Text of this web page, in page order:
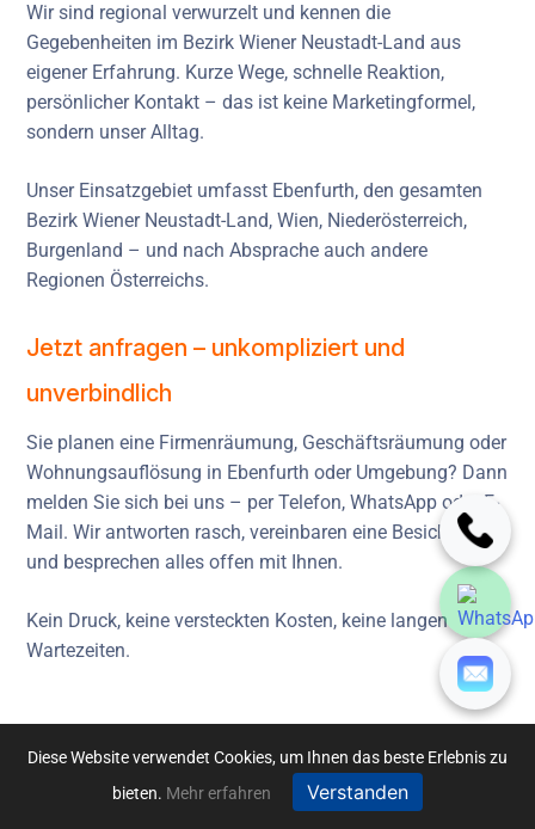
Wir sind regional verwurzelt und kennen die
Gegebenheiten im Bezirk Wiener Neustadt-Land aus
eigener Erfahrung. Kurze Wege, schnelle Reaktion,
persönlicher Kontakt – das ist keine Marketingformel,
sondern unser Alltag.
Unser Einsatzgebiet umfasst Ebenfurth, den gesamten
Bezirk Wiener Neustadt-Land, Wien, Niederösterreich,
Burgenland – und nach Absprache auch andere
Regionen Österreichs.
Jetzt anfragen – unkompliziert und
unverbindlich
Sie planen eine Firmenräumung, Geschäftsräumung oder
Wohnungsauflösung in Ebenfurth oder Umgebung? Dann
melden Sie sich bei uns – per Telefon, WhatsApp oder E-
Mail. Wir antworten rasch, vereinbaren eine Besichtigung
und besprechen alles offen mit Ihnen.
Kein Druck, keine versteckten Kosten, keine langen
Wartezeiten.
Diskrete Hilfe bei Messie-
Diese Website verwendet Cookies, um Ihnen das beste Erlebnis zu
bieten. Mehr erfahren Verstanden